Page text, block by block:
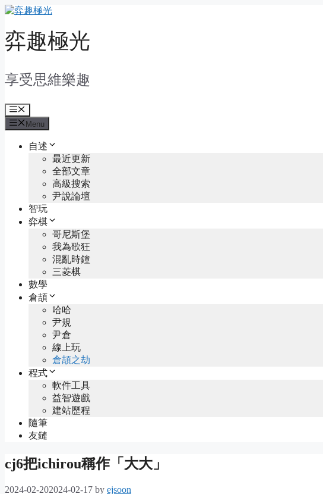
Skip
content
弈趣極光
享受思維樂趣
Menu
Menu
自述
最近更新
全部文章
高級搜索
尹說論壇
智玩
弈棋
哥尼斯堡
我為歌狂
混亂時鐘
三菱棋
數學
倉頡
哈哈
尹規
尹倉
線上玩
倉頡之劫
程式
軟件工具
益智遊戲
建站歷程
隨筆
友鏈
cj6把ichirou稱作「大大」
2024-02-202024-02-17 by ejsoon